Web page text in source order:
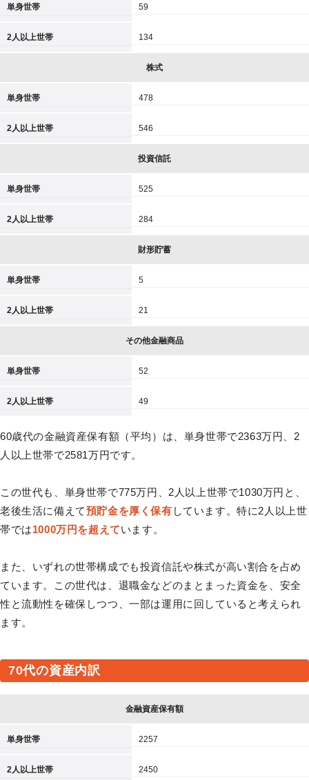
単身世帯 59
2人以上世帯 134
株式
単身世帯 478
2人以上世帯 546
投資信託
単身世帯 525
2人以上世帯 284
財形貯蓄
単身世帯 5
2人以上世帯 21
その他金融商品
単身世帯 52
2人以上世帯 49
60歳代の金融資産保有額（平均）は、単身世帯で2363万円、2
人以上世帯で2581万円です。
この世代も、単身世帯で775万円、2人以上世帯で1030万円と、
老後生活に備えて預貯金を厚く保有 しています。特に2人以上世
帯では1000万円を超えています。
また、いずれの世帯構成でも投資信託や株式が高い割合を占め
ています。この世代は、退職金などのまとまった資金を、安全
性と流動性を確保しつつ、一部は運用に回していると考えられ
ます。
70代の資産内訳
金融資産保有額
単身世帯 2257
2人以上世帯 2450